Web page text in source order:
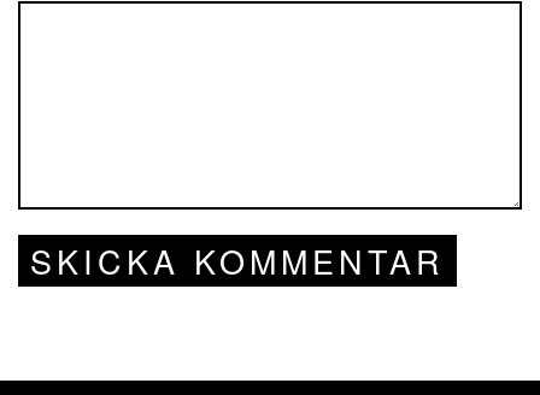
SKICKA KOMMENTAR